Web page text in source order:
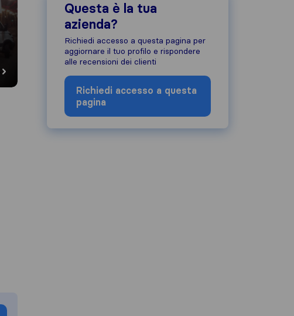
Questa è la tua
azienda?
Richiedi accesso a questa pagina per
aggiornare il tuo profilo e rispondere
alle recensioni dei clienti
Richiedi accesso a questa
pagina